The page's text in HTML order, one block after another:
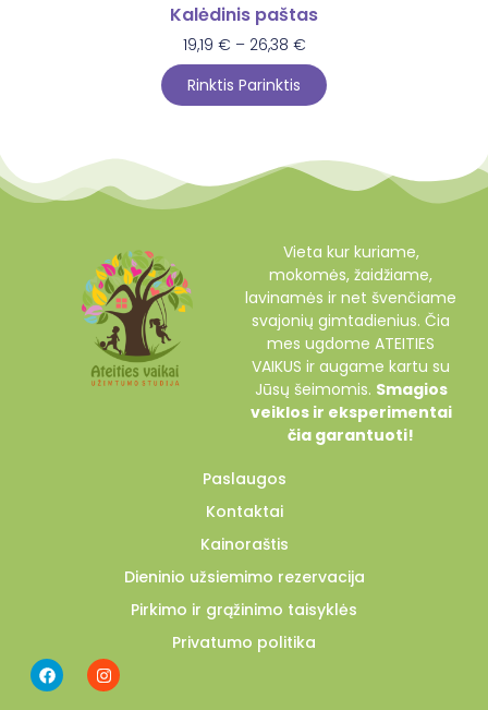
Kalėdinis paštas
19,19 € – 26,38 €
Rinktis Parinktis
Vieta kur kuriame,
mokomės, žaidžiame,
lavinamės ir net švenčiame
svajonių gimtadienius. Čia
mes ugdome ATEITIES
VAIKUS ir augame kartu su
Jūsų šeimomis. Smagios
veiklos ir eksperimentai
čia garantuoti!
Paslaugos
Kontaktai
Kainoraštis
Dieninio užsiemimo rezervacija
Pirkimo ir grąžinimo taisyklės
Privatumo politika